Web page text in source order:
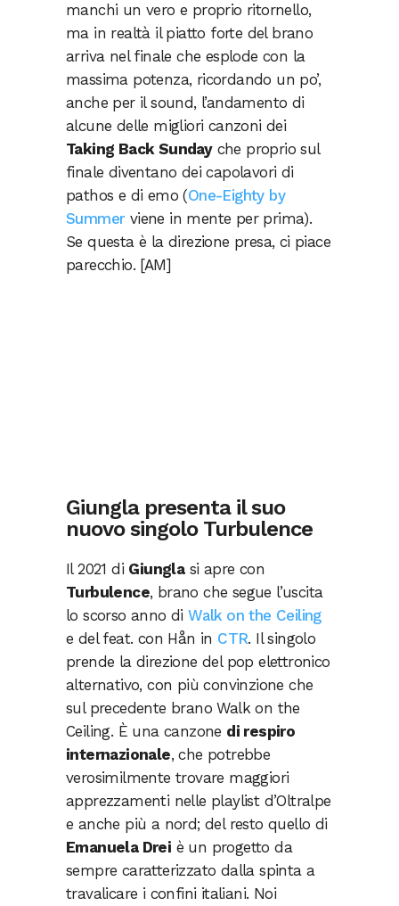
manchi un vero e proprio ritornello,
ma in realtà il piatto forte del brano
arriva nel finale che esplode con la
massima potenza, ricordando un po’,
anche per il sound, l’andamento di
alcune delle migliori canzoni dei
Taking Back Sundayche proprio sul
finale diventano dei capolavori di
pathos e di emo (One-Eighty by
Summerviene in mente per prima).
Se questa è la direzione presa, ci piace
parecchio. [AM]
Giungla presenta il suo
nuovo singolo Turbulence
Il 2021 di Giunglasi apre con
Turbulence, brano che segue l’uscita
lo scorso anno diWalk on the Ceiling
e del feat. con Hån in CTR. Il singolo
prende la direzione del pop elettronico
alternativo, con più convinzione che
sul precedente brano Walk on the
Ceiling. È una canzone di respiro
internazionale, che potrebbe
verosimilmente trovare maggiori
apprezzamenti nelle playlist d’Oltralpe
e anche più a nord; del resto quello di
Emanuela Drei è un progetto da
sempre caratterizzato dalla spinta a
travalicare i confini italiani. Noi